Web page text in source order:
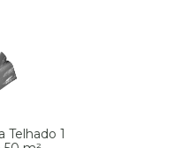
Telhado 1